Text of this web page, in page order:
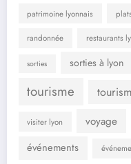
patrimoine lyonnais
randonnée restaurants
sorties sorties à lyon
tourisme
visiter lyon voyage
événements